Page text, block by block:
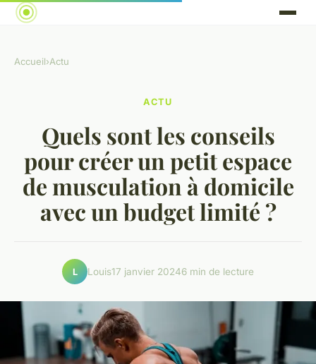
Accueil›Actu
ACTU
Quels sont les conseils
pour créer un petit espace
de musculation à domicile
avec un budget limité ?
L Louis17 janvier 20246 min de lecture